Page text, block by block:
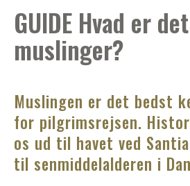
GUIDE Hvad er
muslinger?
Muslingen er det bedst
for pilgrimsrejsen.
os ud til havet ved
til senmiddelalderen i